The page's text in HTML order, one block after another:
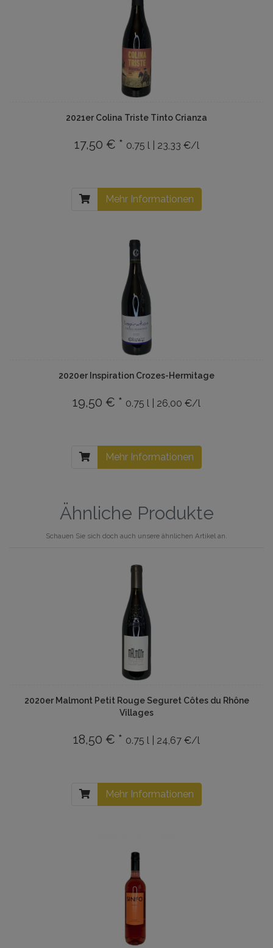
2021er Colina Triste Tinto Crianza
17,50 € * 0.75 l | 23,33 €/l
Mehr Informationen
2020er Inspiration Crozes-Hermitage
19,50 € * 0.75 l | 26,00 €/l
Mehr Informationen
Ähnliche Produkte
Schauen Sie sich doch auch unsere ähnlichen Artikel an.
2020er Malmont Petit Rouge Seguret Côtes du Rhône
Villages
18,50 € * 0.75 l | 24,67 €/l
Mehr Informationen